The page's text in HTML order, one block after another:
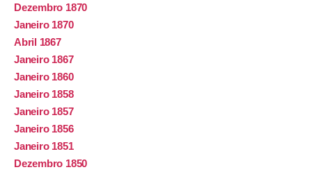
Dezembro 1870
Janeiro 1870
Abril 1867
Janeiro 1867
Janeiro 1860
Janeiro 1858
Janeiro 1857
Janeiro 1856
Janeiro 1851
Dezembro 1850